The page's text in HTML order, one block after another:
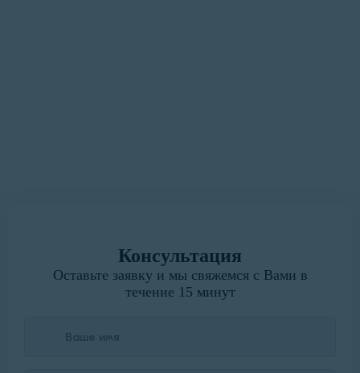
Консультация
Оставьте заявку и мы свяжемся с Вами в
течение 15 минут